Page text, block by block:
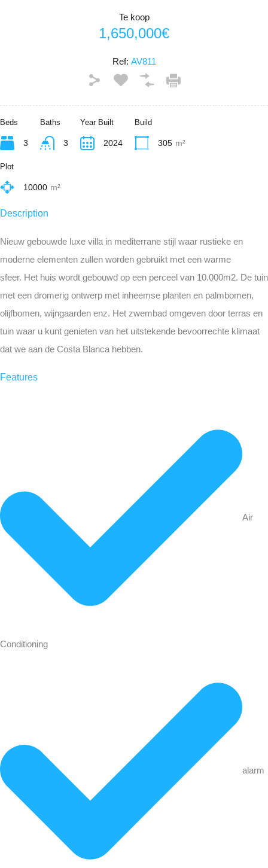
Te koop
1,650,000€
Ref: AV811
Beds
3
Baths
3
Year Built
2024
Build
305 m²
Plot
10000 m²
Description
Nieuw gebouwde luxe villa in mediterrane stijl waar rustieke en
moderne elementen zullen worden gebruikt met een warme
sfeer. Het huis wordt gebouwd op een perceel van 10.000m2. De tuin
met een dromerig ontwerp met inheemse planten en palmbomen,
olijfbomen, wijngaarden enz. Het zwembad omgeven door terras en
tuin waar u kunt genieten van het uitstekende bevoorrechte klimaat
dat we aan de Costa Blanca hebben.
Features
Air
Conditioning
alarm